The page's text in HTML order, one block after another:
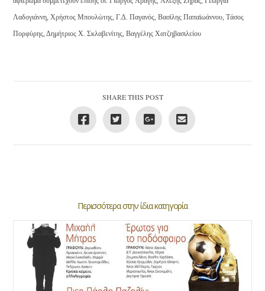
Λαδογιάννη, Χρήστος Mπουλώτης, Γ.Δ. Παγανός, Bασίλης Παπαϊωάννου, Tάσος
Πορφύρης, Δημήτριος X. Σκλαβενίτης, Bαγγέλης Xατζηβασιλείου
SHARE THIS POST
Περισσότερα στην ίδια κατηγορία